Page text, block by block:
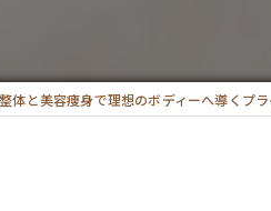
体と美容痩身で理想のボディーへ導くプ